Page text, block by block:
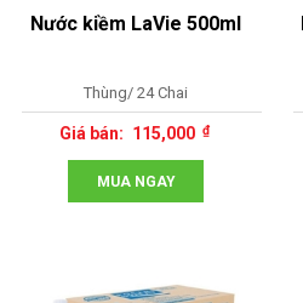
Nước kiềm LaVie 500ml
Thùng/ 24 Chai
115,000
MUA NGAY